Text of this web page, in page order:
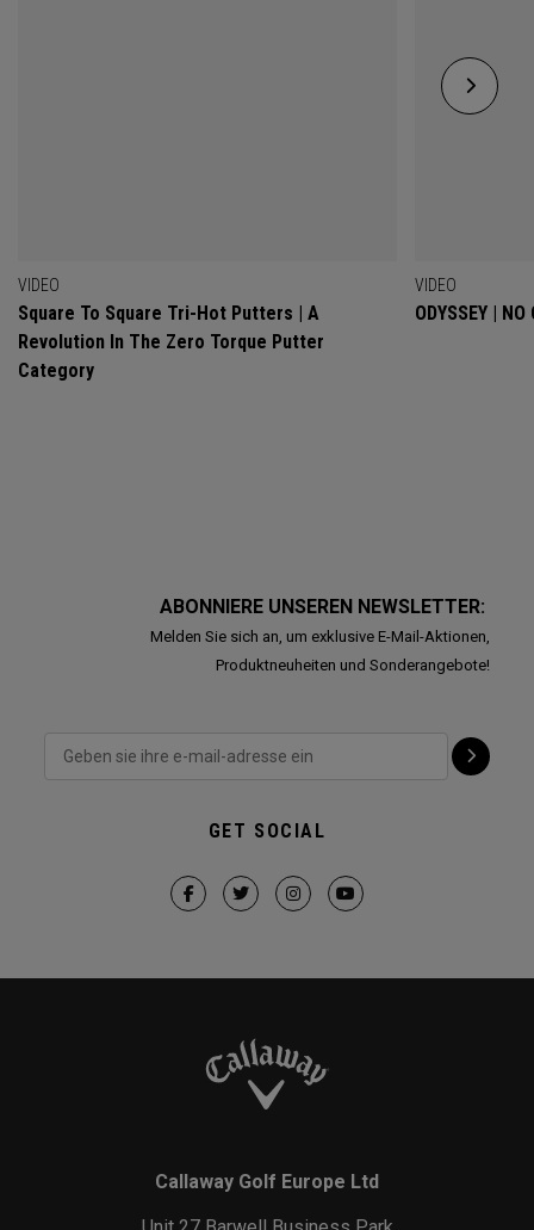
VIDEO
Square To Square Tri-Hot Putters | A
Revolution In The Zero Torque Putter
Category
VIDEO
ODYSSEY |
ABONNIERE UNSEREN NEWSLETTER:
Melden Sie sich an, um exklusive E-Mail-Aktionen,
Produktneuheiten und Sonderangebote!
GET SOCIAL
Callaway Golf Europe Ltd